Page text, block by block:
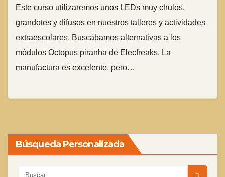
Este curso utilizaremos unos LEDs muy chulos,
grandotes y difusos en nuestros talleres y actividades
extraescolares. Buscábamos alternativas a los
módulos Octopus piranha de Elecfreaks. La
manufactura es excelente, pero…
Búsqueda Personalizada